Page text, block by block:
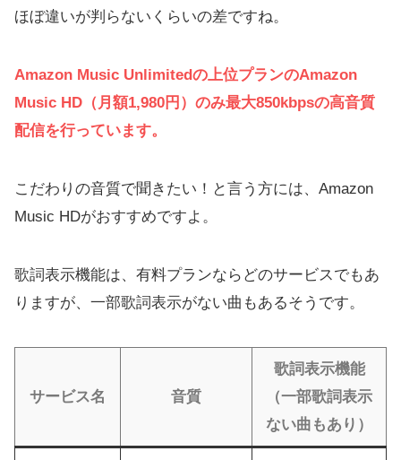
ほぼ違いが判らないくらいの差ですね。
Amazon Music Unlimitedの上位プランのAmazon
Music HD（月額1,980円）のみ最大850kbpsの高音質
配信を行っています。
こだわりの音質で聞きたい！と言う方には、Amazon
Music HDがおすすめですよ。
歌詞表示機能は、有料プランならどのサービスでもあ
りますが、一部歌詞表示がない曲もあるそうです。
サービス名 音質
歌詞表示機能
（一部歌詞表示
ない曲もあり）